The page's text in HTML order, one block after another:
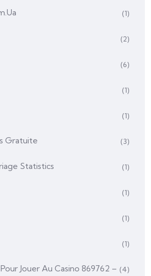
(1)
(2)
(6)
(1)
(1)
Gratuite (3)
Statistics (1)
(1)
(1)
(1)
Jouer Au Casino 869762 – (4)